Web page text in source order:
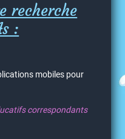
recherche
:
mobiles pour
correspondants